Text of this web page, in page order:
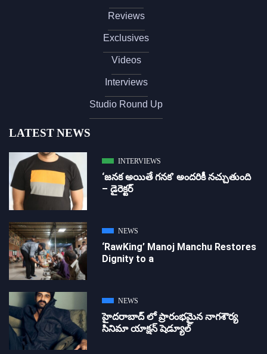
Reviews
Exclusives
Videos
Interviews
Studio Round Up
LATEST NEWS
INTERVIEWS
‘జ‌న‌క అయితే గ‌న‌క‌’ అందరికీ నచ్చుతుంది
– డైరెక్ట‌ర్
NEWS
‘RawKing’ Manoj Manchu Restores
Dignity to a
NEWS
హైదరాబాద్ లో ప్రారంభమైన నాగశౌర్య
సినిమా యాక్షన్ షెడ్యూల్